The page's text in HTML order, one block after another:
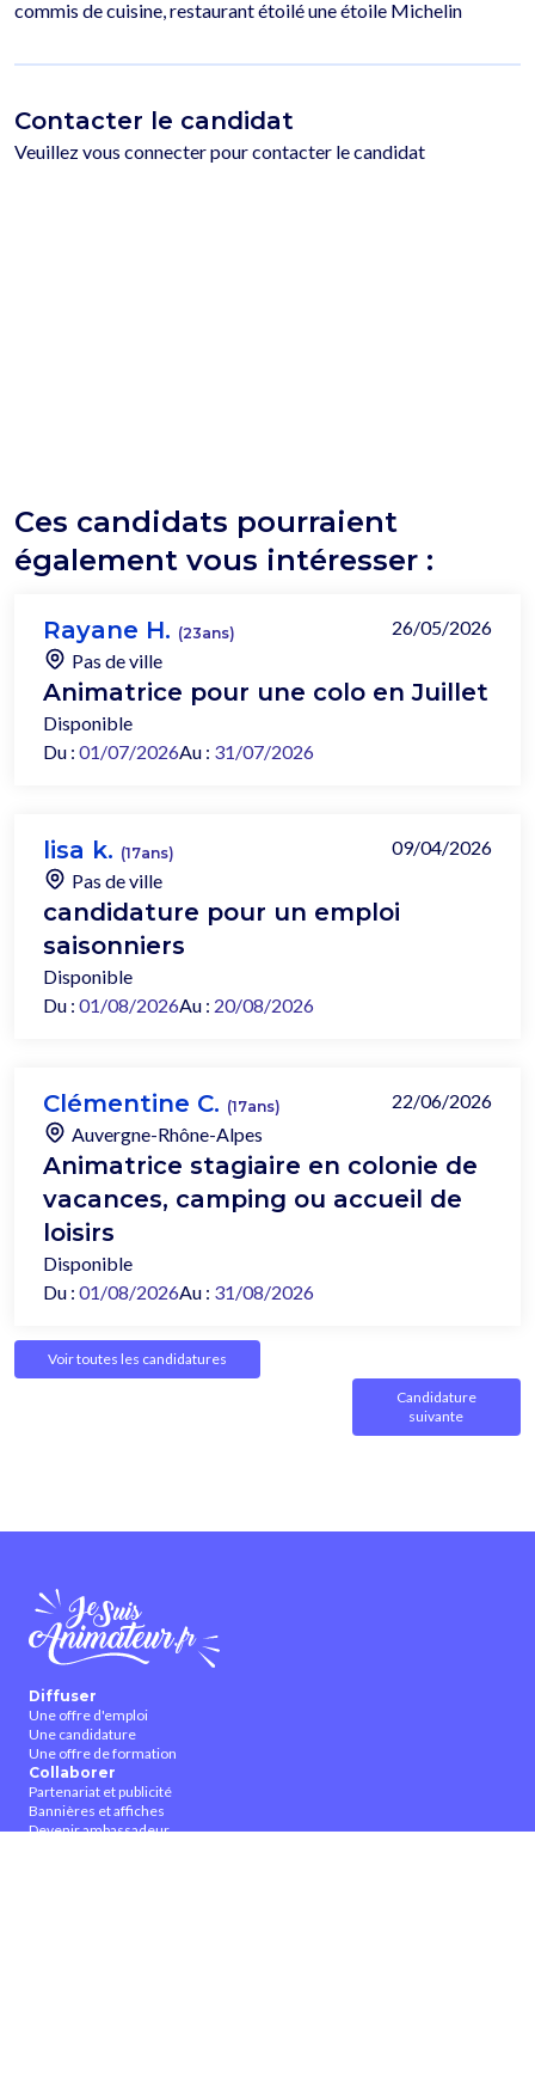
Contacter le candidat
Veuillez vous connecter pour contacter le candidat
Ces candidats pourraient
également vous intéresser :
Rayane H. (23ans)
Pas de ville
26/05/2026
Animatrice pour une colo en Juillet
Disponible
Du : 01/07/2026Au : 31/07/2026
lisa k. (17ans)
Pas de ville
09/04/2026
candidature pour un emploi
saisonniers
Disponible
Du : 01/08/2026Au : 20/08/2026
Clémentine C. (17ans)
Auvergne-Rhône-Alpes
22/06/2026
Animatrice stagiaire en colonie de
vacances, camping ou accueil de
loisirs
Disponible
Du : 01/08/2026Au : 31/08/2026
Voir toutes les candidatures
Candidature
suivante
Diffuser
Une offre d'emploi
Une candidature
Une offre de formation
Collaborer
Partenariat et publicité
Bannières et affiches
Devenir ambassadeur